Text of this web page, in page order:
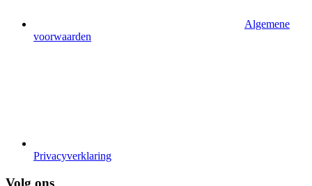
Algemene
voorwaarden
Privacyverklaring
Volg ons